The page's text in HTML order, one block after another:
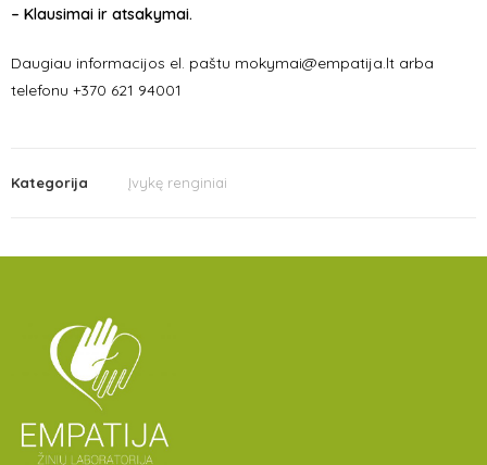
– Klausimai ir atsakymai.
Daugiau informacijos el. paštu mokymai@empatija.lt arba
telefonu +370 621 94001
Kategorija Įvykę renginiai